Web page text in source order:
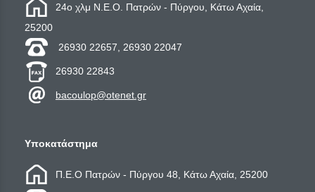
24ο χλμ Ν.Ε.Ο. Πατρών - Πύργου, Κάτω Αχαία,
25200
26930 22657, 26930 22047
26930 22843
bacoulop@otenet.gr
Υποκατάστημα
Π.Ε.Ο Πατρών - Πύργου 48, Κάτω Αχαία, 25200